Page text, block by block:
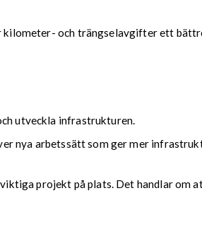
kilometer- och trängselavgifter ett
utveckla infrastrukturen.
nya arbetssätt som ger mer
projekt på plats. Det handlar om